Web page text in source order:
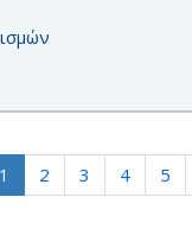
1 2 3 4 5